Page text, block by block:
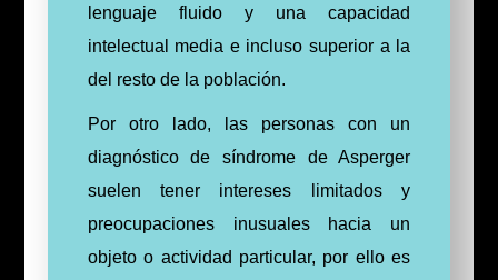
lenguaje fluido y una capacidad
intelectual media e incluso superior a la
del resto de la población.
Por otro lado, las personas con un
diagnóstico de síndrome de Asperger
suelen tener intereses limitados y
preocupaciones inusuales hacia un
objeto o actividad particular, por ello es